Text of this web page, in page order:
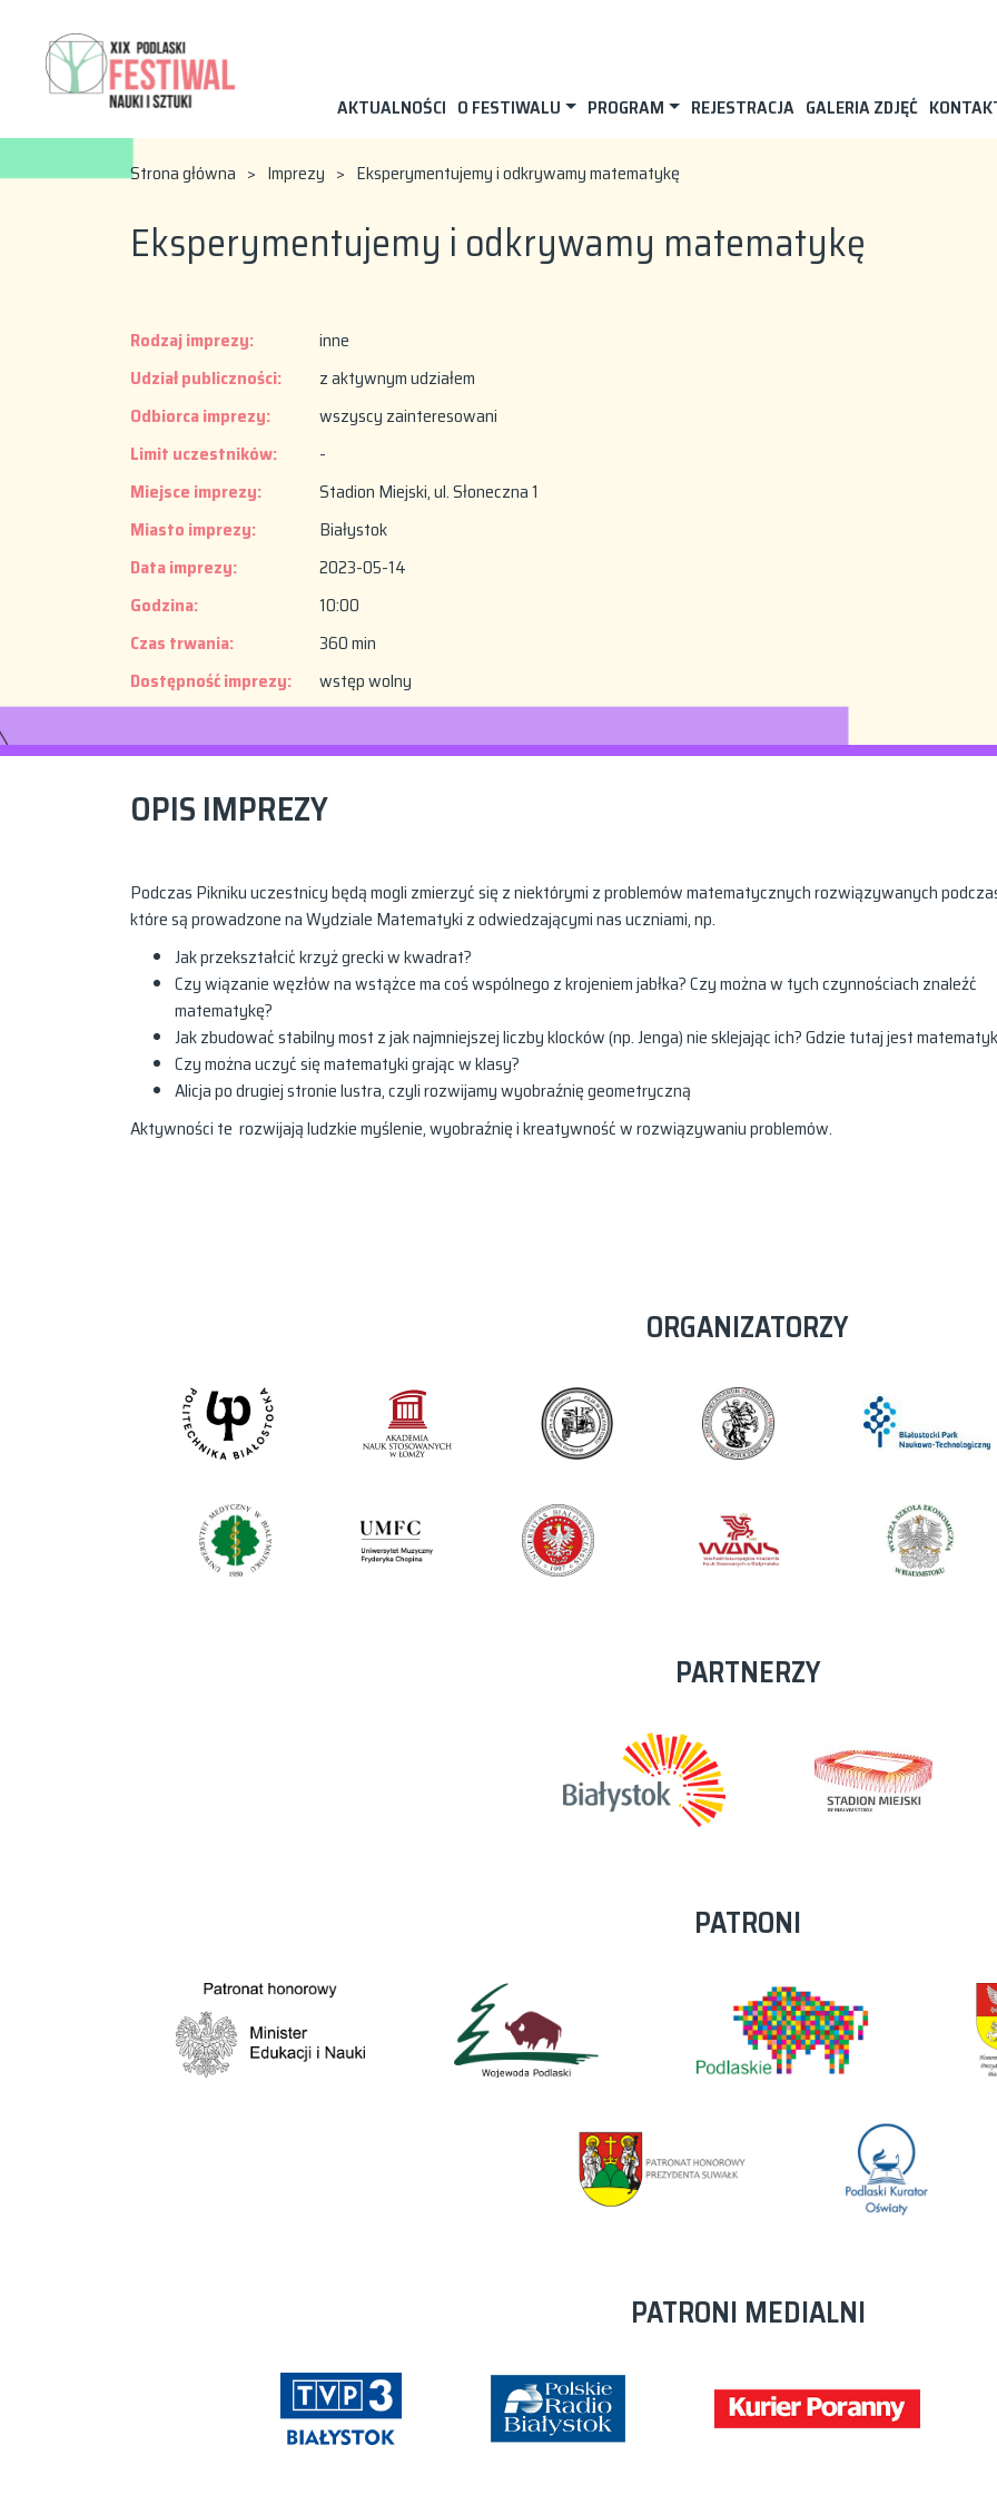
AKTUALNOŚCI O FESTIWALU PROGRAM REJESTRACJA GALERIA ZDJĘĆ
Strona główna > Imprezy > Eksperymentujemy i odkrywamy matematykę
Eksperymentujemy i odkrywamy matematykę
Rodzaj imprezy:
inne
Udział publiczności:
z aktywnym udziałem
Odbiorca imprezy:
wszyscy zainteresowani
Limit uczestników:
-
Miejsce imprezy:
Stadion Miejski, ul. Słoneczna 1
Miasto imprezy:
Białystok
Data imprezy:
2023-05-14
Godzina:
10:00
Czas trwania:
360 min
Dostępność imprezy:
wstęp wolny
OPIS IMPREZY
Podczas Pikniku uczestnicy będą mogli zmierzyć się z niektórymi z problemów matematycznych rozwiązywanych
które są prowadzone na Wydziale Matematyki z odwiedzającymi nas uczniami, np.
Jak przekształcić krzyż grecki w kwadrat?
Czy wiązanie węzłów na wstążce ma coś wspólnego z krojeniem jabłka? Czy można w tych czynnościach znaleźć
matematykę?
Jak zbudować stabilny most z jak najmniejszej liczby klocków (np. Jenga) nie sklejając ich? Gdzie tutaj jest
Czy można uczyć się matematyki grając w klasy?
Alicja po drugiej stronie lustra, czyli rozwijamy wyobraźnię geometryczną
Aktywności te rozwijają ludzkie myślenie, wyobraźnię i kreatywność w rozwiązywaniu problemów.
ORGANIZATORZY
PARTNERZY
PATRONI
PATRONI MEDIALNI